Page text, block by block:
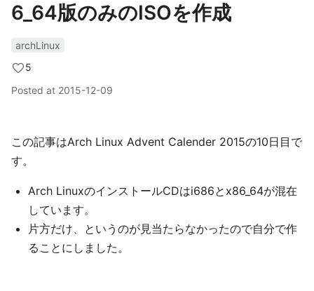
6_64版のみのISOを作成
archLinux
5
Posted at 2015-12-09
この記事はArch Linux Advent Calender 2015の10日目で
す。
Arch LinuxのインストールCDはi686とx86_64が混在
しています。
片方だけ、というのが見当たらなかったので自分で作
ることにしました。